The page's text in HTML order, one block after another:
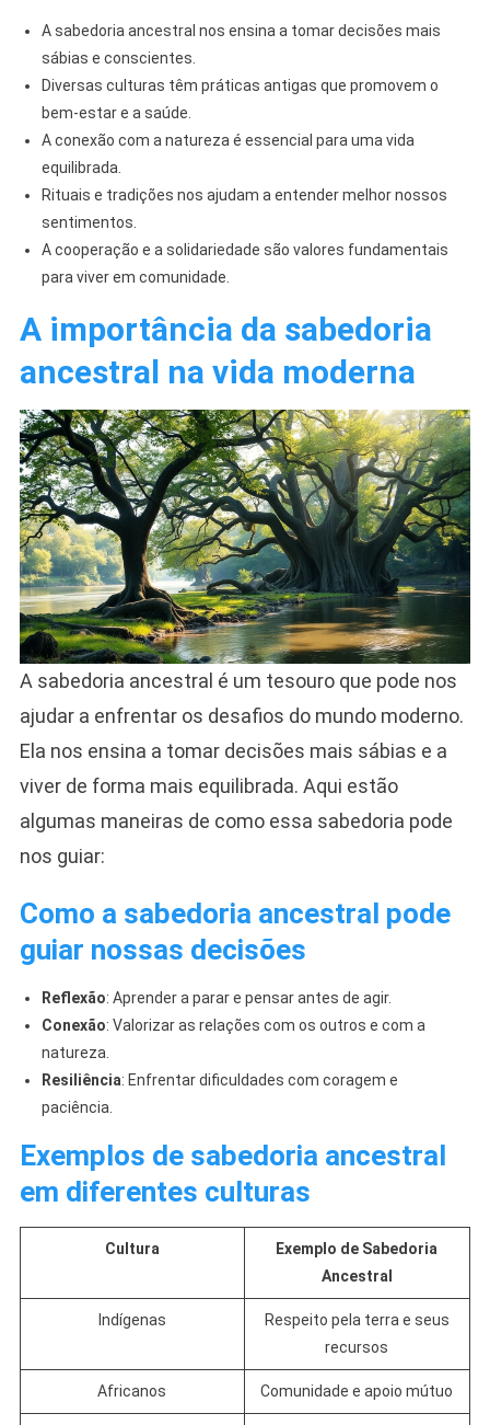
A sabedoria ancestral nos ensina a tomar decisões mais
sábias e conscientes.
Diversas culturas têm práticas antigas que promovem o
bem-estar e a saúde.
A conexão com a natureza é essencial para uma vida
equilibrada.
Rituais e tradições nos ajudam a entender melhor nossos
sentimentos.
A cooperação e a solidariedade são valores fundamentais
para viver em comunidade.
A importância da sabedoria
ancestral na vida moderna
A sabedoria ancestral é um tesouro que pode nos
ajudar a enfrentar os desafios do mundo moderno.
Ela nos ensina a tomar decisões mais sábias e a
viver de forma mais equilibrada. Aqui estão
algumas maneiras de como essa sabedoria pode
nos guiar:
Como a sabedoria ancestral pode
guiar nossas decisões
Reflexão: Aprender a parar e pensar antes de agir.
Conexão: Valorizar as relações com os outros e com a
natureza.
Resiliência: Enfrentar dificuldades com coragem e
paciência.
Exemplos de sabedoria ancestral
em diferentes culturas
Cultura
Exemplo de Sabedoria
Ancestral
Indígenas
Respeito pela terra e seus
recursos
Africanos Comunidade e apoio mútuo